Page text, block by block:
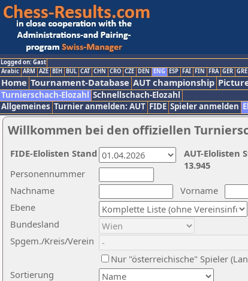
Logged on: Gast
Arabic ARM AZE BIH BUL CAT CHN CRO CZE DEN ENG ESP FAI FIN FRA GER GRE
Home Tournament-Database AUT championship
Turnierschach-Elozahl Schnellschach-Elozahl
Allgemeines Turnier anmelden: AUT FIDE Spieler anmelden
Willkommen bei den offiziellen
Nachname
Vorname
Ebene
Sortierung
Personennummer
Bundesland
Spgem./Kreis/Verein
Nur "österreichische" Spieler
AUT-Elolisten
13.945
FIDE-Elolisten Stand